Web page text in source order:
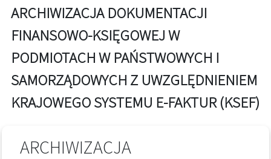
ARCHIWIZACJA DOKUMENTACJI
FINANSOWO-KSIĘGOWEJ W
PODMIOTACH W PAŃSTWOWYCH I
SAMORZĄDOWYCH Z UWZGLĘDNIENIEM
KRAJOWEGO SYSTEMU E-FAKTUR (KSEF)
ARCHIWIZACJA